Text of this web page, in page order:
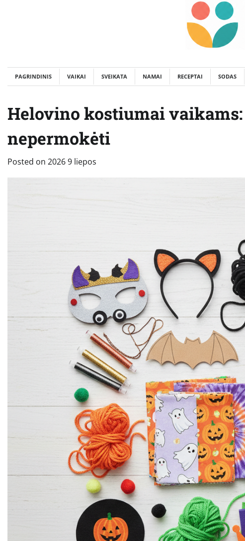
PAGRINDINIS VAIKAI SVEIKATA NAMAI RECEPTAI SODAS
Helovino kostiumai
nepermokėti
Posted on 2026 9 liepos